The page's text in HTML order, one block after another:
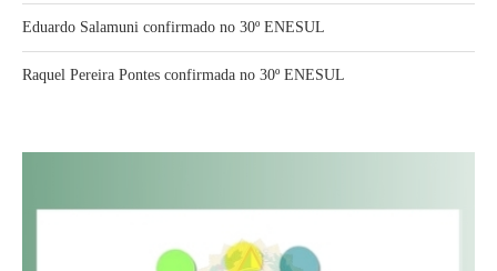
Eduardo Salamuni confirmado no 30º ENESUL
Raquel Pereira Pontes confirmada no 30º ENESUL